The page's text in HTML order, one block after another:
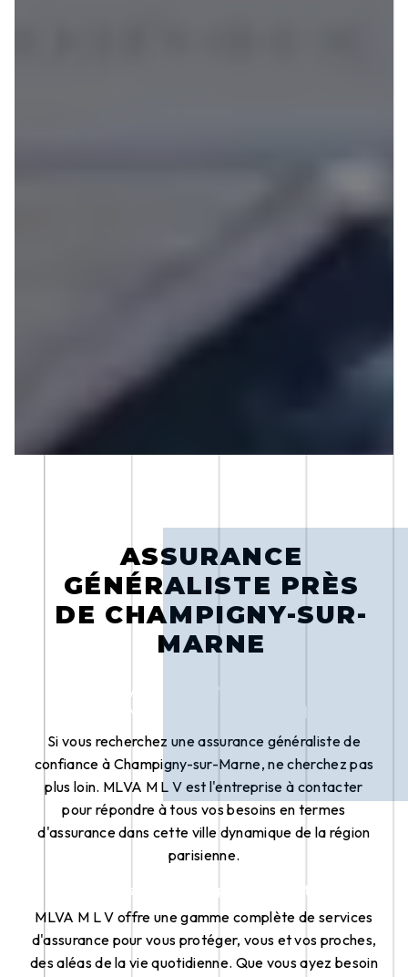
ASSURANCE
GÉNÉRALISTE PRÈS
DE CHAMPIGNY-SUR-
MARNE
ASSURANCE GÉNÉRALISTE À
CHAMPIGNY-SUR-MARNE
Si vous recherchez une assurance généraliste de
confiance à Champigny-sur-Marne, ne cherchez pas
plus loin. MLVA M L V est l'entreprise à contacter
pour répondre à tous vos besoins en termes
d'assurance dans cette ville dynamique de la région
parisienne.
Services proposés par MLVA M L V
MLVA M L V offre une gamme complète de services
d'assurance pour vous protéger, vous et vos proches,
des aléas de la vie quotidienne. Que vous ayez besoin